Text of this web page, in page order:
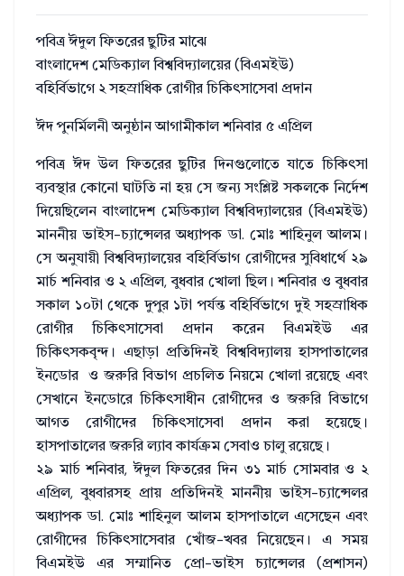
পবিত্র ঈদুল ফিতরের ছুটির মাঝে
বাংলাদেশ মেডিক্যাল বিশ্ববিদ্যালয়ের (বিএমইউ)
বহির্বিভাগে ২ সহস্রাধিক রোগীর চিকিৎসাসেবা প্রদান
ঈদ পুনর্মিলনী অনুষ্ঠান আগামীকাল শনিবার ৫ এপ্রিল
পবিত্র ঈদ উল ফিতরের ছুটির দিনগুলোতে যাতে চিকিৎসা
ব্যবস্থার কোনো ঘাটতি না হয় সে জন্য সংশ্লিষ্ট সকলকে নির্দেশ
দিয়েছিলেন বাংলাদেশ মেডিক্যাল বিশ্ববিদ্যালয়ের (বিএমইউ)
মাননীয় ভাইস-চ্যান্সেলর অধ্যাপক ডা. মোঃ শাহিনুল আলম।
সে অনুযায়ী বিশ্ববিদ্যালয়ের বহির্বিভাগ রোগীদের সুবিধার্থে ২৯
মার্চ শনিবার ও ২ এপ্রিল, বুধবার খোলা ছিল। শনিবার ও বুধবার
সকাল ১০টা থেকে দুপুর ১টা পর্যন্ত বহির্বিভাগে দুই সহস্রাধিক
রোগীর চিকিৎসাসেবা প্রদান করেন বিএমইউ এর
চিকিৎসকবৃন্দ। এছাড়া প্রতিদিনই বিশ্ববিদ্যালয় হাসপাতালের
ইনডোর ও জরুরি বিভাগ প্রচলিত নিয়মে খোলা রয়েছে এবং
সেখানে ইনডোরে চিকিৎসাধীন রোগীদের ও জরুরি বিভাগে
আগত রোগীদের চিকিৎসাসেবা প্রদান করা হয়েছে।
হাসপাতালের জরুরি ল্যাব কার্যক্রম সেবাও চালু রয়েছে।
২৯ মার্চ শনিবার, ঈদুল ফিতরের দিন ৩১ মার্চ সোমবার ও ২
এপ্রিল, বুধবারসহ প্রায় প্রতিদিনই মাননীয় ভাইস-চ্যান্সেলর
অধ্যাপক ডা. মোঃ শাহিনুল আলম হাসপাতালে এসেছেন এবং
রোগীদের চিকিৎসাসেবার খোঁজ-খবর নিয়েছেন। এ সময়
বিএমইউ এর সম্মানিত প্রো-ভাইস চ্যান্সেলর (প্রশাসন)